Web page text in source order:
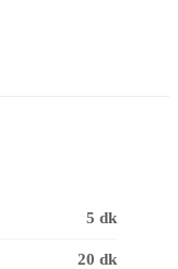
5 dk
20 dk